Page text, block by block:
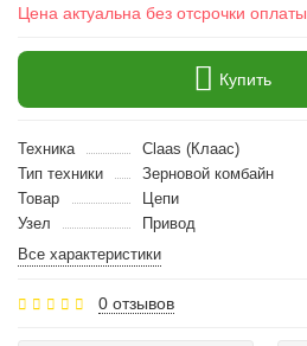
Цена актуальна без отсрочки оплаты
Купить
Техника
Claas (Клаас)
Тип техники
Зерновой комбайн
Товар
Цепи
Узел
Привод
Все характеристики
0 отзывов